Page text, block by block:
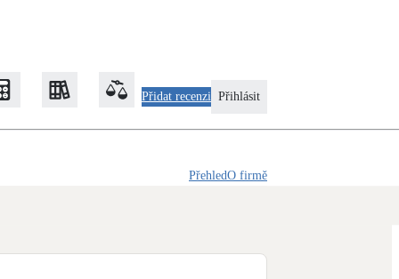
Přidat recenzi Přihlásit
PřehledO firmě